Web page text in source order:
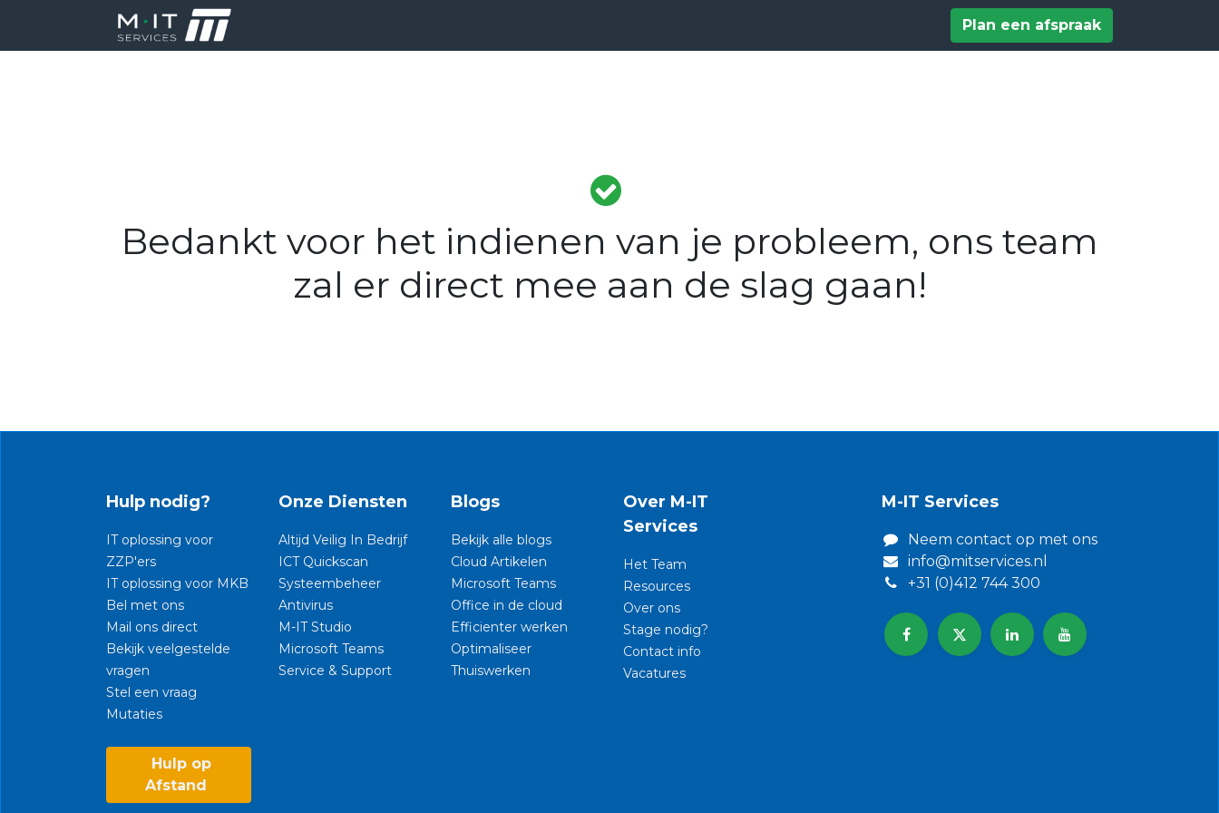
Plan een afspraak
Bedankt voor het indienen van je probleem, ons team
zal er direct mee aan de slag gaan!
Hulp nodig?
IT oplossing voor
ZZP'ers
IT oplossing voor MKB
Bel met ons
Mail ons direct
Bekijk veelgestelde
vragen
Stel een vraag
Mutaties​
Hulp op
Afstand
Onze Diensten
Altijd Veilig In Bedrijf
ICT Quickscan
Systeembeheer
Antivirus
M-IT Studio
Microsoft Teams
Service & Support
Blogs
Bekijk alle blogs
Cloud Artikelen
Microsoft Teams
Office in de cloud
Efficienter werken
Optimaliseer
Thuiswerken
Over M-IT
Services
Het Team
Resources
Over ons
Stage nodig?
Contact info
Vacatures
M-IT Services
Neem contact op met ons​
info@mitservices.nl
+31 (0)412 744 300